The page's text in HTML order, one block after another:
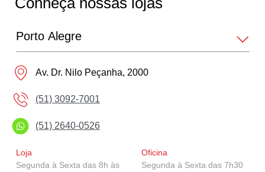
Corolla GR-Sport
Corolla Cross GR-Sport
Av. Dr. Nilo Peçanha, 2000
(51) 3092-7001
(51) 2640-0526
Loja
Segunda à Sexta das 8h às
Oficina
Segunda à Sexta das 7h30